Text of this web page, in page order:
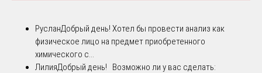
РусланДобрый день! Хотел бы провести анализ как
физическое лицо на предмет приобретенного
химического с...
ЛилияДобрый день! Возможно ли у вас сделать: